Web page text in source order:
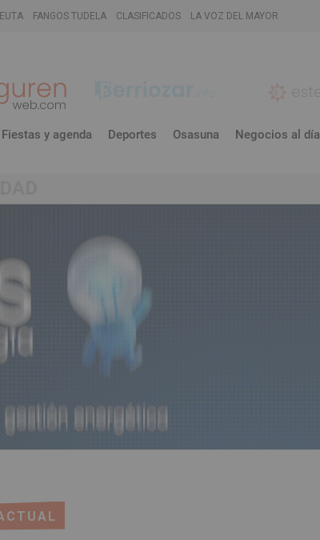
FANGOS TUDELA CLASIFICADOS LA VOZ DEL MAYOR
Fiestas y agenda Deportes Osasuna Negocios al día